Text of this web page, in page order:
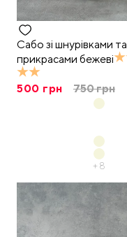
Сабо зі шнурівками та
прикрасами бежеві
500 грн 750грн
+ 8